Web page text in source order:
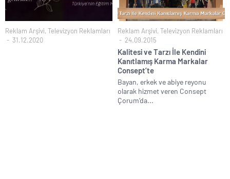
Reklam Arşivi, Televizyon Reklamları
31.12.2020
Reklam Arşivi, Televizyon Reklamları
24.09.2015
Kalitesi ve Tarzı İle Kendini
Kanıtlamış Karma Markalar
Consept’te
Bayan, erkek ve abiye reyonu
olarak hizmet veren Consept
Çorum’da...